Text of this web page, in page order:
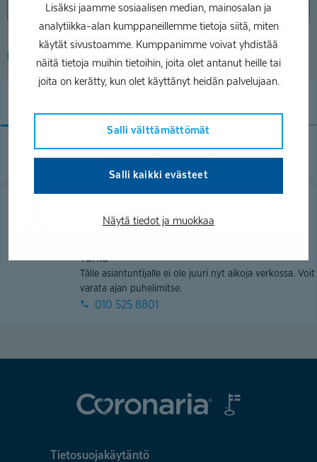
Lisäksi jaamme sosiaalisen median, mainosalan ja
analytiikka-alan kumppaneillemme tietoja siitä, miten
käytät sivustoamme. Kumppanimme voivat yhdistää
näitä tietoja muihin tietoihin, joita olet antanut heille tai
joita on kerätty, kun olet käyttänyt heidän palvelujaan.
Salli välttämättömät
Salli kaikki evästeet
Näytä tiedot ja muokkaa
Näytä lisähakuehdot
Lauantai 8.8.2026
Puheterapeutti
Turku
Tälle asiantuntijalle ei ole juuri nyt aikoja verkossa. Voit
varata ajan puhelimitse.
010 525 8801
Tietosuojakäytäntö